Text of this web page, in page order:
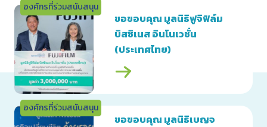
องค์กรที่ร่วมสนับสนุน
ขอขอบคุณ มูลนิธิฟูจิฟิล์ม
บิสซิเนส อินโนเวชั่น
(ประเทศไทย)
องค์กรที่ร่วมสนับสนุน
ขอขอบคุณ มูลนิธิเบญจ